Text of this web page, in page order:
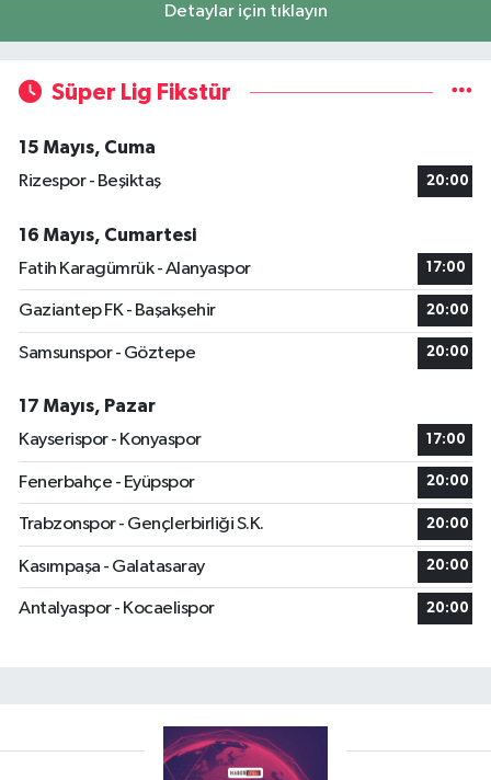
Detaylar için tıklayın
Süper Lig Fikstür
15 Mayıs, Cuma
Rizespor - Beşiktaş
20:00
16 Mayıs, Cumartesi
Fatih Karagümrük - Alanyaspor
17:00
Gaziantep FK - Başakşehir 20:00
Samsunspor - Göztepe 20:00
17 Mayıs, Pazar
Kayserispor - Konyaspor
17:00
Fenerbahçe - Eyüpspor 20:00
Trabzonspor - Gençlerbirliği S.K. 20:00
Kasımpaşa - Galatasaray 20:00
Antalyaspor - Kocaelispor 20:00